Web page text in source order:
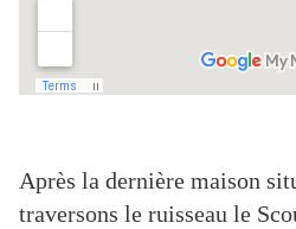
Après la dernière maison
traversons le ruisseau le